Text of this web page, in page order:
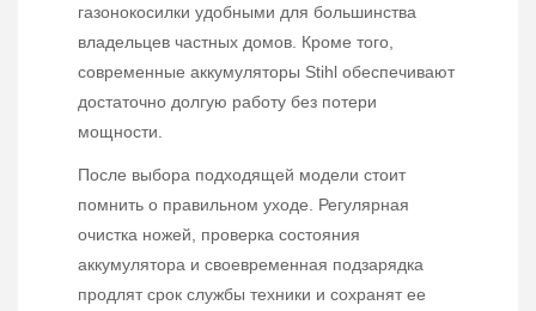
газонокосилки удобными для большинства
владельцев частных домов. Кроме того,
современные аккумуляторы Stihl обеспечивают
достаточно долгую работу без потери
мощности.
После выбора подходящей модели стоит
помнить о правильном уходе. Регулярная
очистка ножей, проверка состояния
аккумулятора и своевременная подзарядка
продлят срок службы техники и сохранят ее